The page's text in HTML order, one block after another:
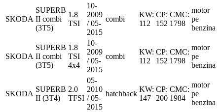
SKODA
SUPERB
II combi
(3T5)
1.8
TSI
10-
2009
/ 05-
2015
combi
KW:
112
CP:
152
CMC:
1798
motor
pe
benzina
SKODA
SUPERB
II combi
(3T5)
1.8
TSI
4x4
10-
2009
/ 05-
2015
combi
KW:
112
CP:
152
CMC:
1798
motor
pe
benzina
SKODA
SUPERB
II (3T4)
2.0
TFSI
05-
2010
/ 05-
2015
hatchback
KW:
147
CP:
200
CMC:
1984
motor
pe
benzina